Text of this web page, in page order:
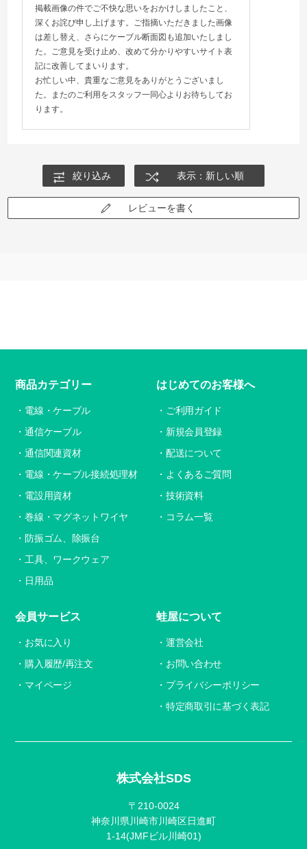
掲載画像の件でご不快な思いをおかけしましたこと、
深くお詫び申し上げます。ご指摘いただきました画像
は差し替え、さらにケーブル断面図も追加いたしまし
た。ご意見を受け止め、改めて分かりやすいサイト表
記に改善してまいります。
お忙しい中、貴重なご意見をありがとうございまし
た。またのご利用をスタッフ一同心よりお待ちしてお
ります。
絞り込み 表示：新しい順
レビューを書く
株式会社SDS
〒210-0024
神奈川県川崎市川崎区日進町
1-14(JMFビル川崎01)
商品カテゴリー
電線・ケーブル
通信ケーブル
通信関連資材
電線・ケーブル接続処理材
電設用資材
巻線・マグネットワイヤ
防振ゴム、除振台
工具、ワークウェア
日用品
はじめてのお客様へ
ご利用ガイド
新規会員登録
配送について
よくあるご質問
技術資料
コラム一覧
会員サービス
お気に入り
購入履歴/再注文
マイページ
蛙屋について
運営会社
お問い合わせ
プライバシーポリシー
特定商取引に基づく表記